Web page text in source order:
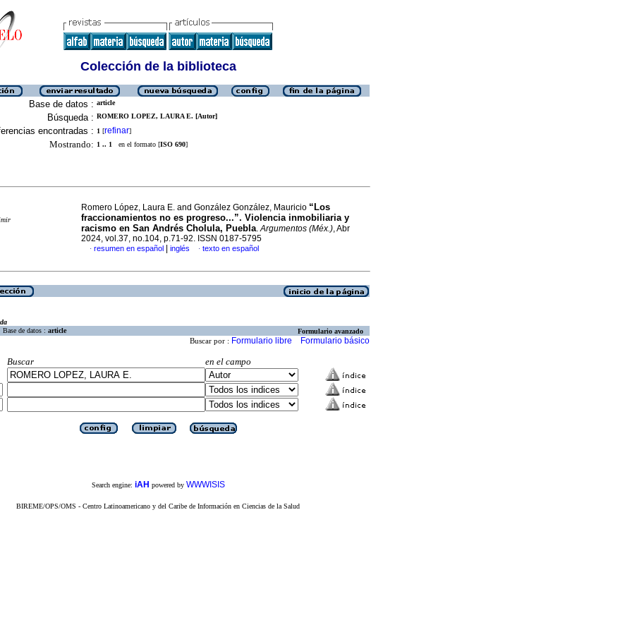
Colección de la biblioteca
Base de datos : article
Búsqueda : ROMERO LOPEZ, LAURA E. [Autor]
encontradas : 1 [refinar]
Mostrando: 1 .. 1 en el formato [ISO 690]
Romero López, Laura E. and González González, Mauricio “Los
fraccionamientos no es progreso...”. Violencia inmobiliaria y
racismo en San Andrés Cholula, Puebla.Argumentos (Méx.), Abr
2024, vol.37, no.104, p.71-92. ISSN 0187-5795
· resumen en español inglés · texto en español
Base de datos : article Formulario avanzado
Buscar por : Formulario libre Formulario básico
Buscar
en el campo
Search engine: iAH powered by WWWISIS
BIREME/OPS/OMS - Centro Latinoamericano y del Caribe de Información en Ciencias de la Salud